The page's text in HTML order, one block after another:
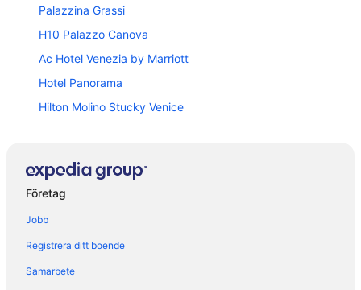
Palazzina Grassi
H10 Palazzo Canova
Ac Hotel Venezia by Marriott
Hotel Panorama
Hilton Molino Stucky Venice
Amadeus Hotel
Hotel Principe
Hotel Villa Pannonia
Hotel Al ponte dei sospiri
Hotel Dona Palace
Företag
Jobb
Registrera ditt boende
Samarbete